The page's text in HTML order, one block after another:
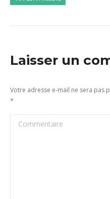
Laisser un
Votre adresse e-mail ne sera pas
*
Commentaire